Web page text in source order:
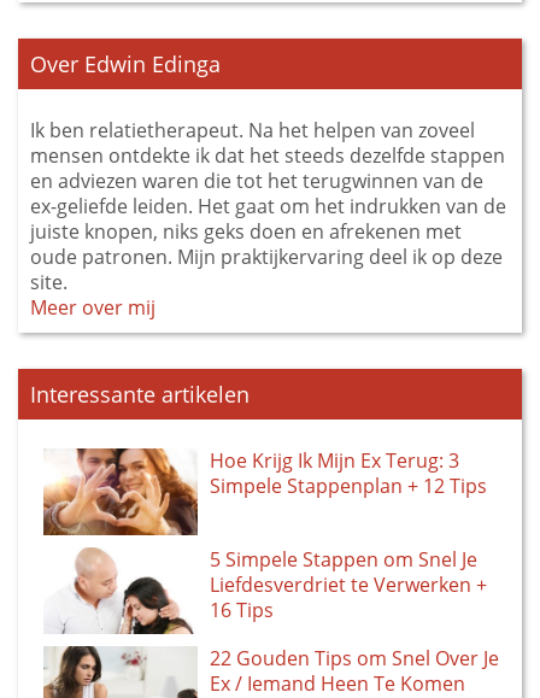
Over Edwin Edinga
Ik ben relatietherapeut. Na het helpen van zoveel
mensen ontdekte ik dat het steeds dezelfde stappen
en adviezen waren die tot het terugwinnen van de
ex-geliefde leiden. Het gaat om het indrukken van de
juiste knopen, niks geks doen en afrekenen met
oude patronen. Mijn praktijkervaring deel ik op deze
site.
Meer over mij
Interessante artikelen
Hoe Krijg Ik Mijn Ex Terug: 3
Simpele Stappenplan + 12 Tips
5 Simpele Stappen om Snel Je
Liefdesverdriet te Verwerken +
16 Tips
22 Gouden Tips om Snel Over Je
Ex / Iemand Heen Te Komen